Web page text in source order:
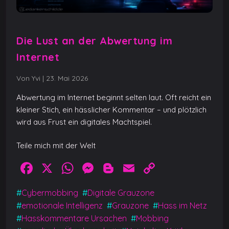
Die Lust an der Abwertung im
Internet
Von Yvi | 23. Mai 2026
Abwertung im Internet beginnt selten laut. Oft reicht ein
kleiner Stich, ein hässlicher Kommentar – und plötzlich
wird aus Frust ein digitales Machtspiel.
Teile mich mit der Welt
F
c
e
X
W
h
at
s
M
e
ss
e
Bl
o
g
g
E
ai
l
p
y
#Cybermobbing #Digitale Grauzone
#emotionale Intelligenz #Grauzone #Hass im Netz
#Hasskommentare Ursachen #Mobbing